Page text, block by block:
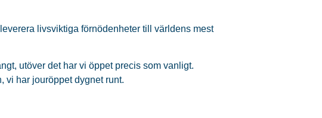
livsviktiga förnödenheter till världens mest
utöver det har vi öppet precis som vanligt.
vi har jouröppet dygnet runt.